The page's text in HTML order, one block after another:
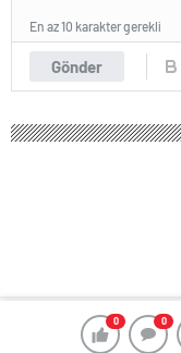
0 0
Gönder
En az 10 karakter gerekli